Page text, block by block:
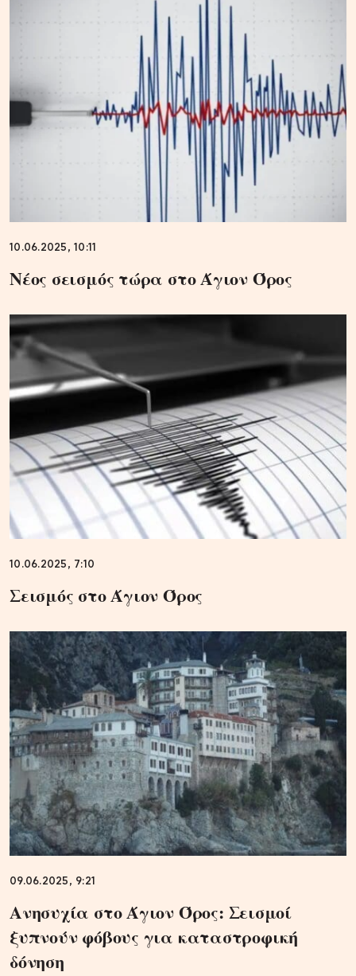
10.06.2025, 10:11
Νέος σεισμός τώρα στο Άγιον Όρος
10.06.2025, 7:10
Σεισμός στο Άγιον Όρος
09.06.2025, 9:21
Ανησυχία στο Άγιον Όρος: Σεισμοί
ξυπνούν φόβους για καταστροφική
δόνηση